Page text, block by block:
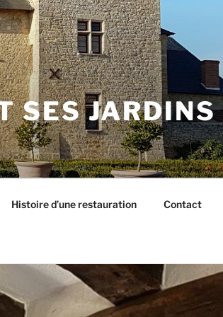
SES JARDINS
Histoire d’une restauration Contact